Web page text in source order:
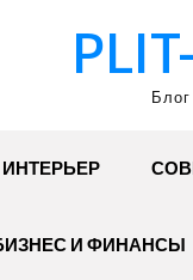
ИНТЕРЬЕР
И ФИНАНСЫ